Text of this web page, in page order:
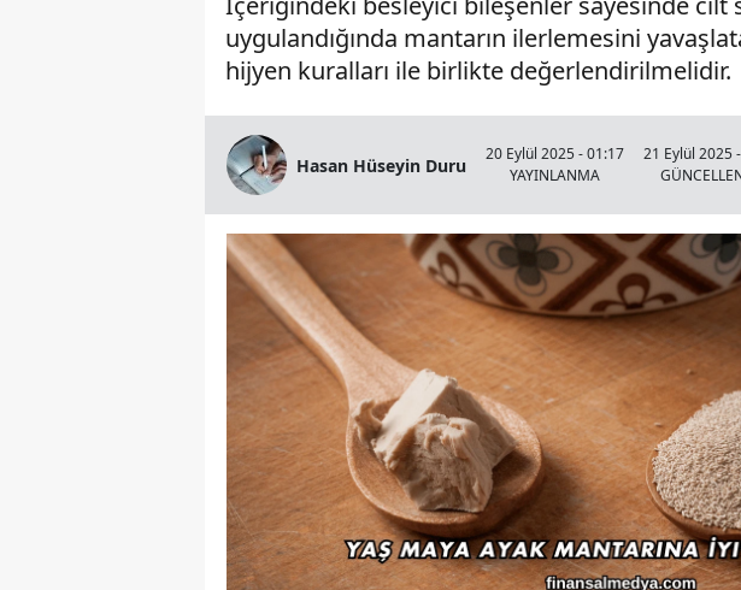
uygulandığında mantarın ilerlemesini
hijyen kuralları ile birlikte değerlendirilmelidir.
Hasan Hüseyin Duru
20 Eylül 2025 - 01:17
YAYINLANMA
21 Eylül 2025